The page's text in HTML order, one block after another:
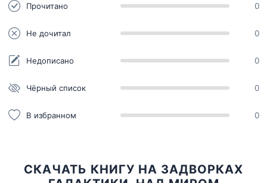
Прочитано 0
Не дочитал 0
Недописано 0
Чёрный список 0
В избранном 0
СКАЧАТЬ КНИГУ НА ЗАДВОРКАХ